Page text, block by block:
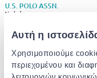
Αυτή η
Χρησιμοποιούμε
περιεχομένου και
U.S. POLO ASSN.
Kids knitwear
από
€ 111.00σε- 50%€ 55.50
- 29%